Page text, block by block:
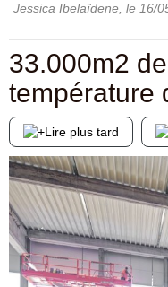
Jessica Ibelaïdene , le 16/
33.000m2
température
Lire plus tard